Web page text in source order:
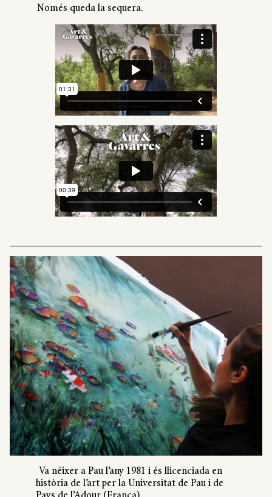
Només queda la sequera.
Va néixer a Pau l’any ​​1981 i és llicenciada en
història de l’art per la Universitat de Pau i de